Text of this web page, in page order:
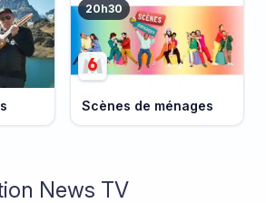
20h30
Scènes de ménages
News TV